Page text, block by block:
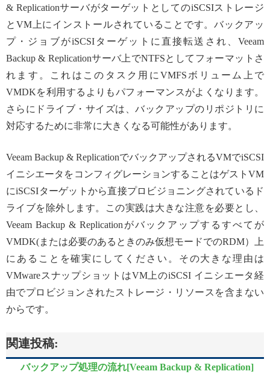
& ReplicationサーバがターゲットとしてのiSCSIストレージ
とVM上にインストールされていることです。バックアッ
プ・ジョブがiSCSIターゲットに直接転送され、Veeam
Backup & Replicationサーバ上でNTFSとしてフォーマットさ
れます。これはこのタスク用にVMFSボリューム上で
VMDKを利用するよりもパフォーマンスがよくなります。
さらにドライブ・サイズは、バックアップのリポジトリに
対応するために非常に大きくなる可能性があります。
Veeam Backup & ReplicationでバックアップされるVMでiSCSI
イニシエータをコンフィグレーションすることはゲストVM
にiSCSIターゲットから直接プロビジョニングされているド
ライブを除外します。この実践は大きな注意を必要とし、
Veeam Backup & Replicationがバックアップするすべてが
VMDK(または必要のあるときのみ仮想モードでのRDM）上
にあることを確実にしてください。その大きな理由は
VMwareスナップショットはVM上のiSCSI イニシエータ経
由でプロビジョンされたストレージ・リソースを含まない
からです。
関連投稿:
バックアップ処理の流れ[Veeam Backup & Replication]